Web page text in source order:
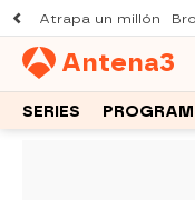
Atrapa un millón
Antena3
SERIES